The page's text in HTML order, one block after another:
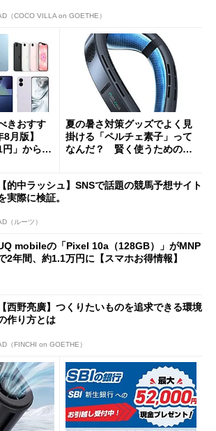
（COCO VILLA on GOETHE）
きおすす
月版】
円」からお
夏の暑さ対策グッズでよく見
掛ける「ペルチェ素子」って
なんだ？ 賢く使うための注
【的中ラッシュ】SNSで話題の競馬予想サイト
実際に検証。
（ルーツ）
mobileの「Pixel 10a（128GB）」がMNP
2年間、約1.1万円に【スマホお得情報】
【西野亮廣】つくりたいものを追求できる環境
作り方とは
（FINCHI on GOETHE）